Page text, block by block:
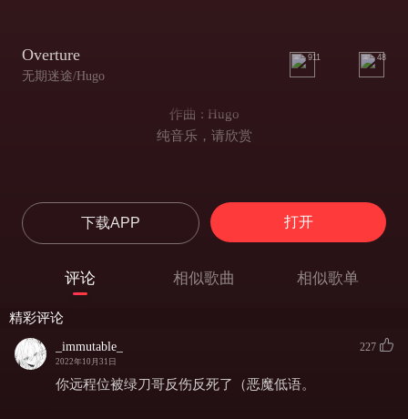
Overture
无期迷途/Hugo
911 48
作曲 : Hugo
纯音乐，请欣赏
下载APP 打开
评论 相似歌曲 相似歌单
精彩评论
_immutable_
2022年10月31日
227
你远程位被绿刀哥反伤反死了（恶魔低语。